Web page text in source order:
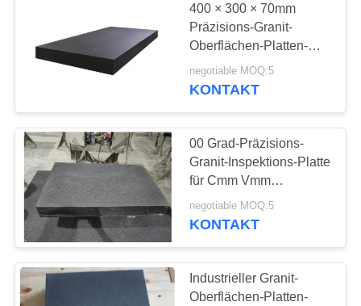
400 × 300 × 70mm
Präzisions-Granit-
Oberflächen-Platten-
Ebene für Instrument-
Basis
negotiable MOQ:5
KONTAKT
00 Grad-Präzisions-
Granit-Inspektions-Platte
für Cmm Vmm
Werkzeugmaschinen-
Basis Cdgb-Reihe
negotiable MOQ:5
KONTAKT
Industrieller Granit-
Oberflächen-Platten-